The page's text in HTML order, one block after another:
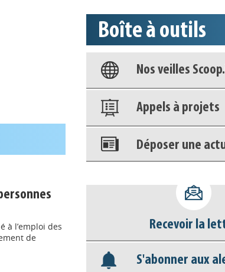
à l’emploi des
de
Boîte à outils
Base
Nos veilles
Appels à projets
Déposer une
déconnecter)
Base
Nos veilles
Recevoir la
S'abonner aux